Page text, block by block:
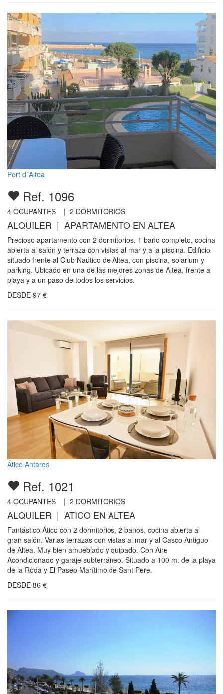
Port d´Altea
Ref. 1096
4 OCUPANTES | 2 DORMITORIOS
ALQUILER | APARTAMENTO EN ALTEA
Precioso apartamento con 2 dormitorios, 1 baño completo, cocina
abierta al salón y terraza con vistas al mar y a la piscina. Edificio
situado frente al Club Naútico de Altea, con piscina, solarium y
parking. Ubicado en una de las mejores zonas de Altea, frente a
playa y a un paso de todos los servicios.
DESDE 97 €
Ático Antares
Ref. 1021
4 OCUPANTES | 2 DORMITORIOS
ALQUILER | ATICO EN ALTEA
Fantástico Ático con 2 dormitorios, 2 baños, cocina abierta al
gran salón. Varias terrazas con vistas al mar y al Casco Antiguo
de Altea. Muy bien amueblado y quipado. Con Aire
Acondicionado y garaje subterráneo. Situado a 100 m. de la playa
de la Roda y El Paseo Marítimo de Sant Pere.
DESDE 86 €